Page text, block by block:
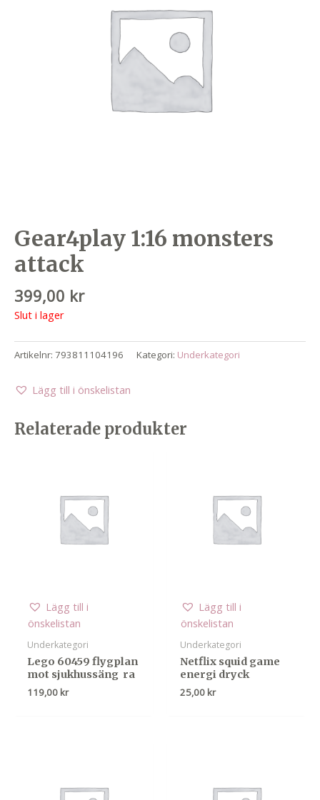
Gear4play 1:16 monsters
attack
399,00 kr
Slut i lager
Artikelnr: 793811104196 Kategori: Underkategori
Lägg till i önskelistan
Relaterade produkter
Lägg till i
önskelistan
Underkategori
Lego 60459 flygplan
mot sjukhussäng  ra
119,00 kr
Lägg till i
önskelistan
Underkategori
Netflix squid game
energi dryck
25,00 kr